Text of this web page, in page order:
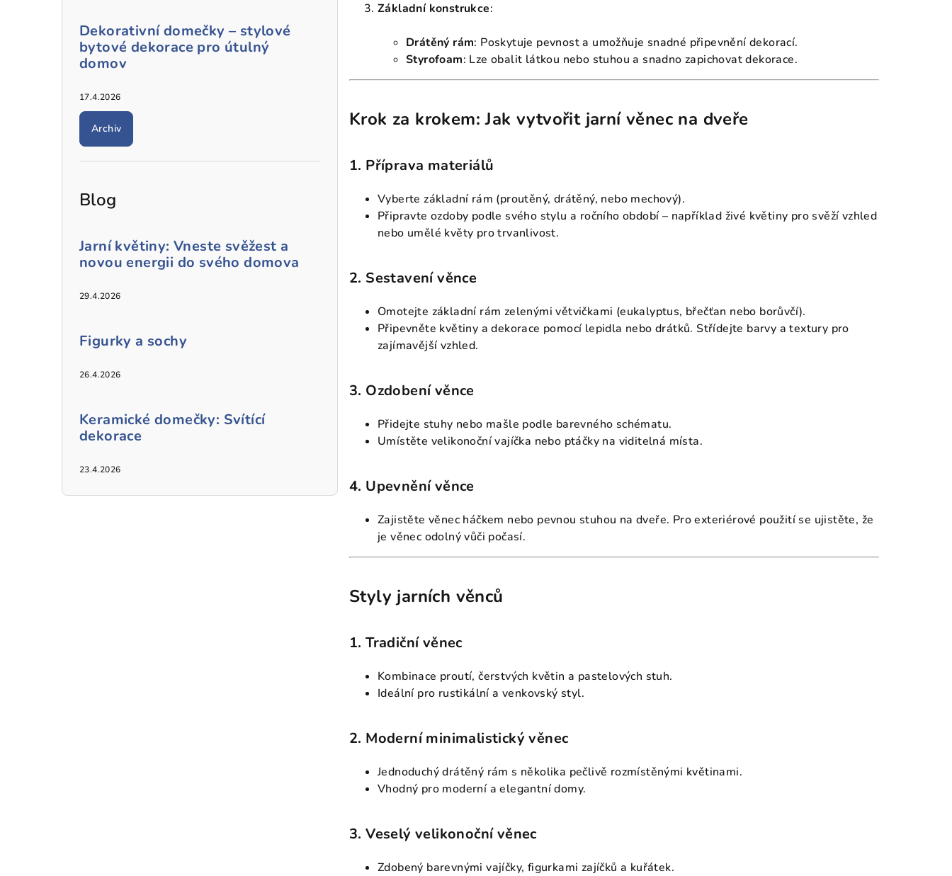
Dekorativní domečky – stylové
bytové dekorace pro útulný
domov
17.4.2026
Archiv
Blog
Jarní květiny: Vneste svěžest a
novou energii do svého domova
29.4.2026
Figurky a sochy
26.4.2026
Keramické domečky: Svítící
dekorace
23.4.2026
Základní konstrukce:
Drátěný rám: Poskytuje pevnost a umožňuje snadné připevnění dekorací.
Styrofoam: Lze obalit látkou nebo stuhou a snadno zapichovat dekorace.
Krok za krokem: Jak vytvořit jarní věnec na dveře
1. Příprava materiálů
Vyberte základní rám (proutěný, drátěný, nebo mechový).
Připravte ozdoby podle svého stylu a ročního období – například živé květiny pro svěží vzhled
nebo umělé květy pro trvanlivost.
2. Sestavení věnce
Omotejte základní rám zelenými větvičkami (eukalyptus, břečťan nebo borůvčí).
Připevněte květiny a dekorace pomocí lepidla nebo drátků. Střídejte barvy a textury pro
zajímavější vzhled.
3. Ozdobení věnce
Přidejte stuhy nebo mašle podle barevného schématu.
Umístěte velikonoční vajíčka nebo ptáčky na viditelná místa.
4. Upevnění věnce
Zajistěte věnec háčkem nebo pevnou stuhou na dveře. Pro exteriérové použití se ujistěte, že
je věnec odolný vůči počasí.
Styly jarních věnců
1. Tradiční věnec
Kombinace proutí, čerstvých květin a pastelových stuh.
Ideální pro rustikální a venkovský styl.
2. Moderní minimalistický věnec
Jednoduchý drátěný rám s několika pečlivě rozmístěnými květinami.
Vhodný pro moderní a elegantní domy.
3. Veselý velikonoční věnec
Zdobený barevnými vajíčky, figurkami zajíčků a kuřátek.